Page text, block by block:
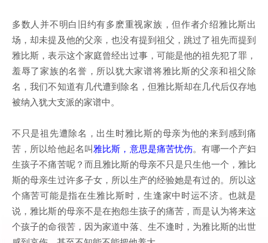
多数人并不明白旧约有多麽重视家族，但作者介绍雅比斯出
场，却未提及他的父亲，也没有提到祖父，跳过了祖先而提到
雅比斯，表示这个家庭曾经出过事，可能是他的祖先犯了罪，
羞辱了家族的名誉，所以犹大家谱将雅比斯的父亲和祖父除
名，我们不知道有几代遭到除名，但雅比斯却在几代后仅存地
被纳入犹大支派的家谱中。
不只是祖先遭除名，出生时雅比斯的母亲为他的来到感到痛
苦，所以给他起名叫雅比斯，意思是痛苦忧伤。有哪一个产妇
生孩子不痛苦呢？而且雅比斯的母亲不只是只生他一个，雅比
斯的母亲生过许多子女，所以生产的经验她是有过的。所以这
个痛苦可能是指在生雅比斯时，生逢家中时运不济。也就是
说，雅比斯的母亲不是在抱怨生孩子的痛苦，而是认为将来这
个孩子的命很苦，因为家道中落、生不逢时，为雅比斯的出世